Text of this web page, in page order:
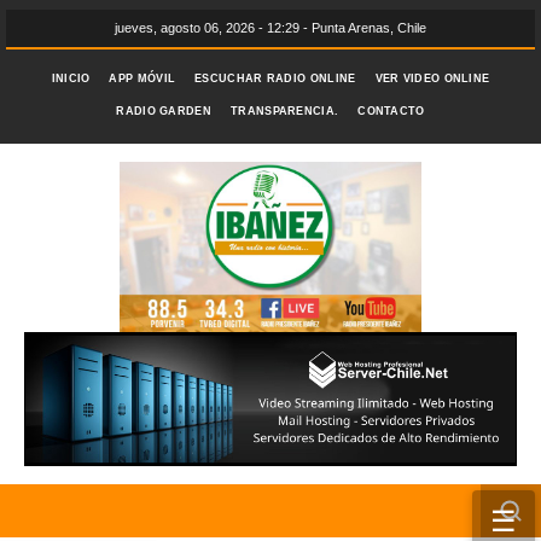
jueves, agosto 06, 2026 - 12:29 - Punta Arenas, Chile
INICIO APP MÓVIL ESCUCHAR RADIO ONLINE VER VIDEO ONLINE
RADIO GARDEN TRANSPARENCIA. CONTACTO
☰